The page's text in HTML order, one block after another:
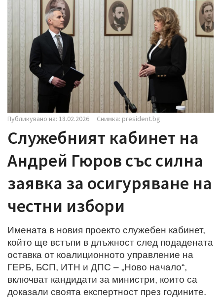
Публикувано на: 18.02.2026 Снимка: president.bg
Служебният кабинет на
Андрей Гюров със силна
заявка за осигуряване на
честни избори
Имената в новия проекто служебен кабинет,
който ще встъпи в длъжност след подадената
оставка от коалиционното управление на
ГЕРБ, БСП, ИТН и ДПС – „Ново начало“,
включват кандидати за министри, които са
доказали своята експертност през годините.